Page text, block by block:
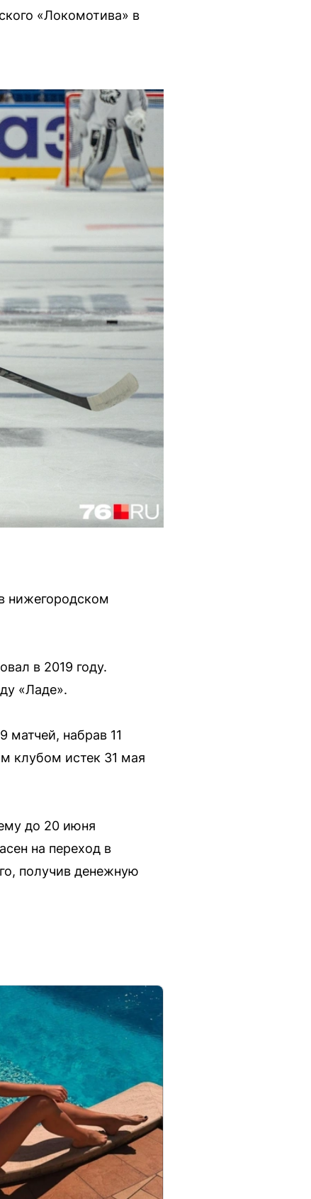
«Локомотива» в
нижегородском
в 2019 году.
«Ладе».
матчей, набрав 11
клубом истек 31 мая
до 20 июня
на переход в
получив денежную